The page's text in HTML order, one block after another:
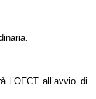
l’OFCT all’avvio di